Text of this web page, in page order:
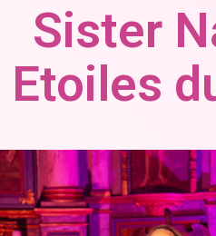
Sister
Etoiles